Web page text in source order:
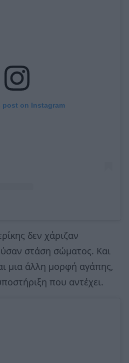
post on Instagram
δεν χάριζαν
στάση σώματος. Και
μια άλλη μορφή αγάπης,
που αντέχει.